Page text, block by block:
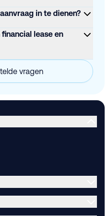
in te dienen?
lease en
vragen